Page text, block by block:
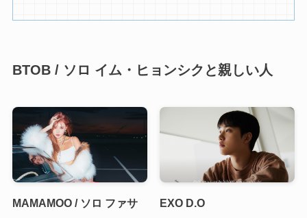
BTOB / ソロ イム・ヒョンシクと親しい人
MAMAMOO / ソロ ファサ EXO D.O